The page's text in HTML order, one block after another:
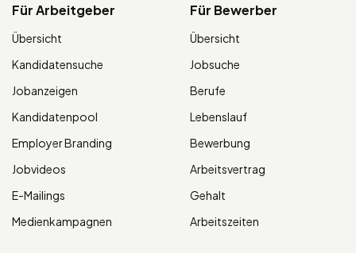
Für Arbeitgeber
Übersicht
Kandidatensuche
Jobanzeigen
Kandidatenpool
Employer Branding
Jobvideos
E-Mailings
Medienkampagnen
Für Bewerber
Übersicht
Jobsuche
Berufe
Lebenslauf
Bewerbung
Arbeitsvertrag
Gehalt
Arbeitszeiten